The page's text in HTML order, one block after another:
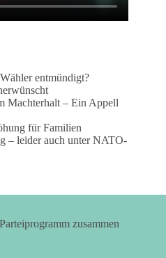
entmündigt?
Machterhalt – Ein Appell
für Familien
– leider auch unter NATO-
zusammen